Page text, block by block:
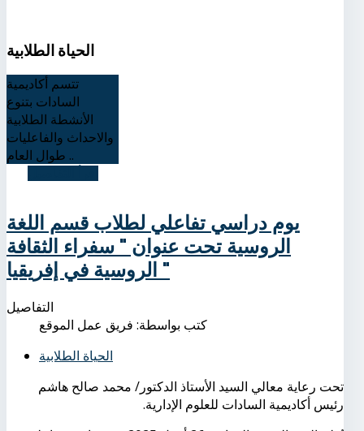
الحياة الطلابية
تتسم أكاديمية
السادات بتنوع
الأنشطة الطلابية
والاحداث والفاعليات
طوال العام ..
يوم دراسي تفاعلي لطلاب قسم اللغة
الروسية تحت عنوان " سفراء الثقافة
الروسية في إفريقيا "
التفاصيل
كتب بواسطة: فريق عمل الموقع
الحياة الطلابية
تحت رعاية معالي السيد الأستاذ الدكتور/ محمد صالح هاشم
رئيس أكاديمية السادات للعلوم الإدارية.